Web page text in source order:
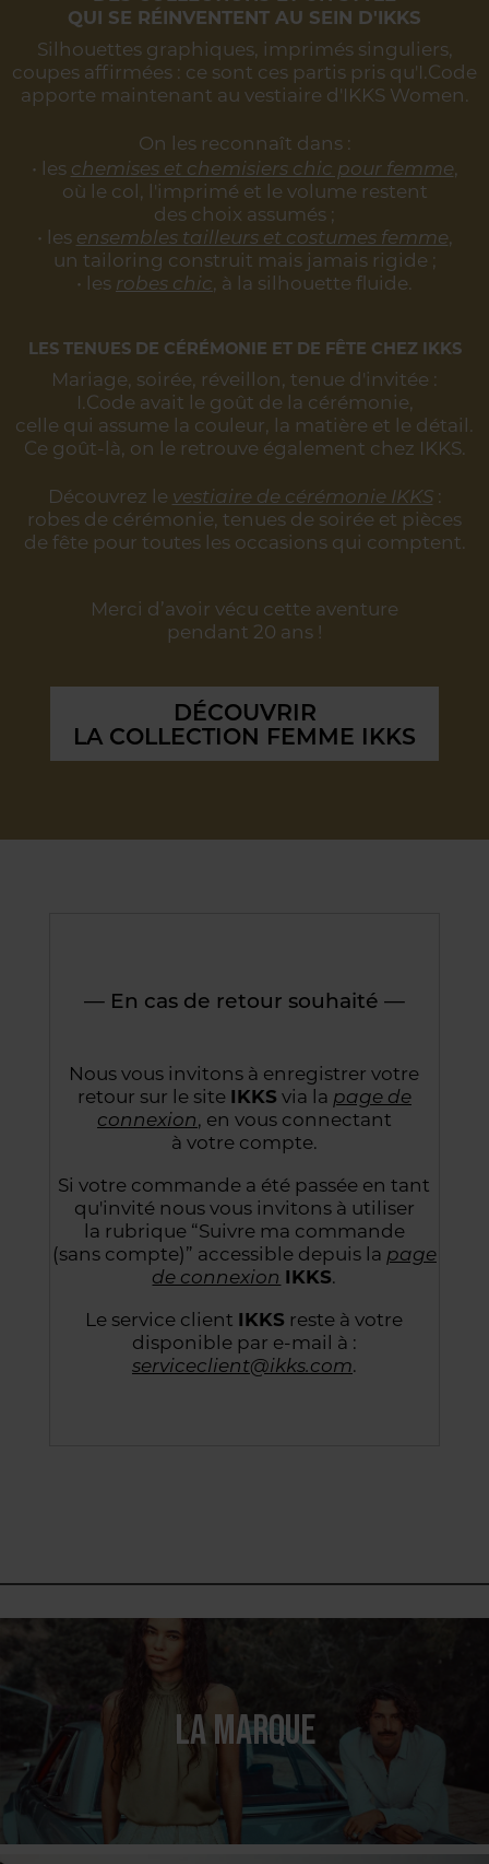
QUI SE RÉINVENTENT AU SEIN D'IKKS
Silhouettes graphiques, imprimés singuliers,
coupes affirmées : ce sont ces partis pris qu'I.Code
apporte maintenant au vestiaire d'IKKS Women.
On les reconnaît dans :
• les chemises et chemisiers chic pour femme,
où le col, l'imprimé et le volume restent
des choix assumés ;
• les ensembles tailleurs et costumes femme,
un tailoring construit mais jamais rigide ;
• les robes chic, à la silhouette fluide.
LES TENUES DE CÉRÉMONIE ET DE FÊTE CHEZ IKKS
Mariage, soirée, réveillon, tenue d'invitée :
I.Code avait le goût de la cérémonie,
celle qui assume la couleur, la matière et le détail.
Ce goût-là, on le retrouve également chez IKKS.
Découvrez le vestiaire de cérémonie IKKS:
robes de cérémonie, tenues de soirée et pièces
de fête pour toutes les occasions qui comptent.
Merci d’avoir vécu cette aventure
pendant 20 ans !
DÉCOUVRIR
LA COLLECTION FEMME IKKS
— En cas de retour souhaité —
Nous vous invitons à enregistrer votre
retour sur le site IKKS via la page de
connexion, en vous connectant
à votre compte.
Si votre commande a été passée en tant
qu'invité nous vous invitons à utiliser
la rubrique “Suivre ma commande
(sans compte)” accessible depuis la page
de connexion IKKS.
Le service client IKKS reste à votre
disponible par e-mail à :
serviceclient@ikks.com.
LA MARQUE